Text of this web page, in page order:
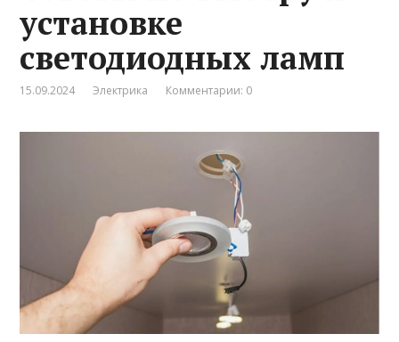
установке
светодиодных ламп
15.09.2024 Электрика Комментарии: 0